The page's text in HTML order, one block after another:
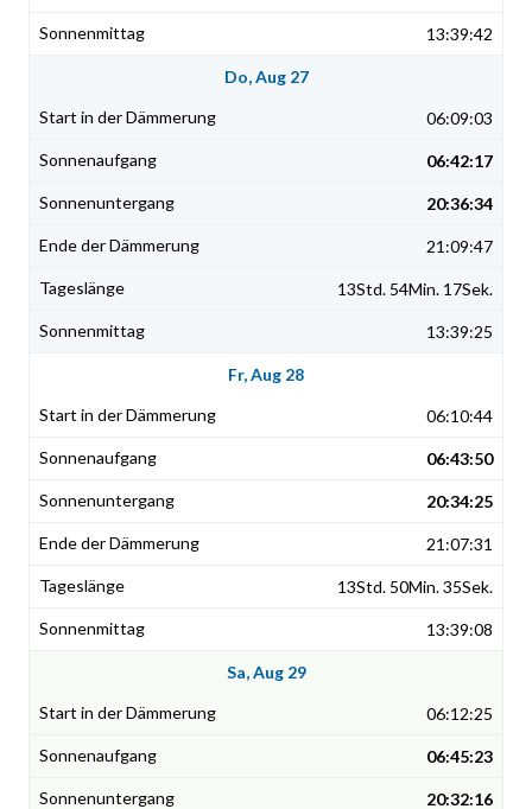
13:39:42
Do, Aug 27
06:09:03
06:42:17
20:36:34
21:09:47
13Std. 54Min. 17Sek.
13:39:25
Fr, Aug 28
06:10:44
06:43:50
20:34:25
21:07:31
13Std. 50Min. 35Sek.
13:39:08
Sa, Aug 29
06:12:25
06:45:23
20:32:16